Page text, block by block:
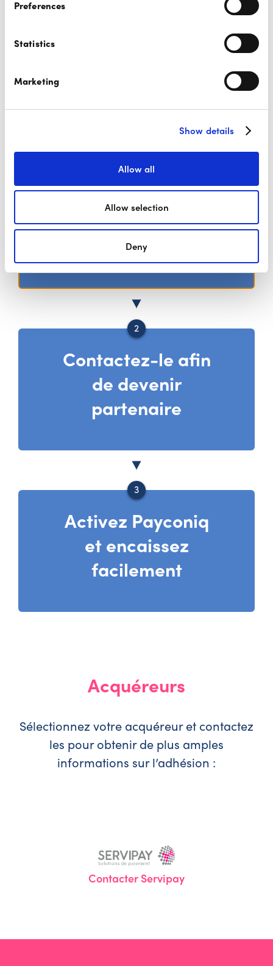
Preferences
Statistics
Marketing
Show details
Allow all
Allow selection
Deny
Payconiq sur votre
terminal ?
Choisissez
l’acquéreur qui
vous convient
Contactez-le afin
de devenir
partenaire
Activez Payconiq
et encaissez
facilement
Acquéreurs
Sélectionnez votre acquéreur et contactez
les pour obtenir de plus amples
informations sur l’adhésion :
Contacter Servipay